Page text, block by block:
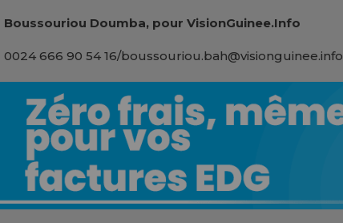
Boussouriou Doumba, pour VisionGuinee.Info
0024 666 90 54 16/boussouriou.bah@visionguinee.info